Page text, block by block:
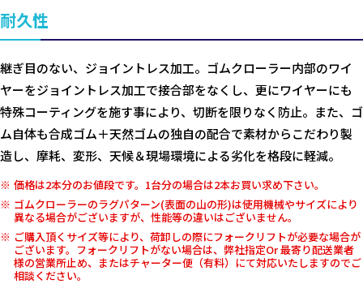
耐久性
継ぎ目のない、ジョイントレス加工。ゴムクローラー内部のワイ
ヤーをジョイントレス加工で接合部をなくし、更にワイヤーにも
特殊コーティングを施す事により、切断を限りなく防止。また、ゴ
ム自体も合成ゴム＋天然ゴムの独自の配合で素材からこだわり製
造し、摩耗、変形、天候＆現場環境による劣化を格段に軽減。
価格は2本分のお値段です。1台分の場合は2本お買い求め下さい。
ゴムクローラーのラグパターン(表面の山の形)は使用機械やサイズにより
異なる場合がございますが、性能等の違いはございません。
ご購入頂くサイズ等により、荷卸しの際にフォークリフトが必要な場合が
ございます。フォークリフトがない場合は、弊社指定Or 最寄り配送業者
様の営業所止め、またはチャーター便（有料）にて対応いたしますのでご
相談ください。